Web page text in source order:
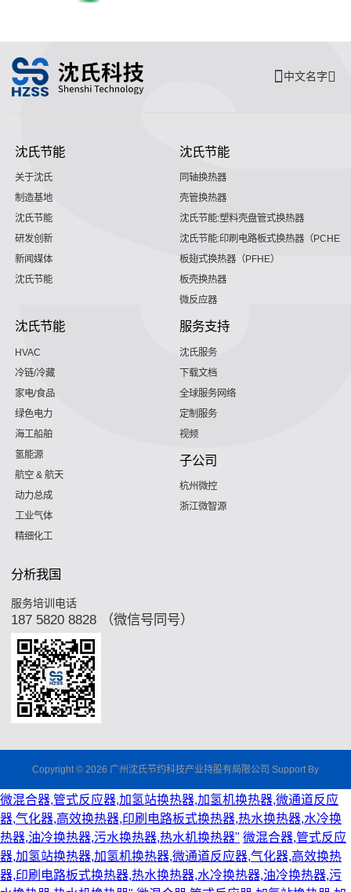
中文名字
沈氏节能
关于沈氏
制造基地
沈氏节能
研发创新
新闻媒体
沈氏节能
沈氏节能
同轴换热器
壳管换热器
沈氏节能:塑料壳盘管式换热器
沈氏节能:印刷电路板式换热器（PCHE）
板翅式换热器（PFHE）
板壳换热器
微反应器
沈氏节能
HVAC
冷链/冷藏
家电/食品
绿色电力
海工船舶
氢能源
航空 & 航天
动力总成
工业气体
精细化工
服务支持
沈氏服务
下载文档
全球服务网络
定制服务
视频
子公司
杭州微控
浙江微智源
分析我国
服务培训电话
187 5820 8828 （微信号同号）
Copyright © 2026 广州沈氏节约科技产业持股有局限公司 Support By
微混合器,管式反应器,加氢站换热器,加氢机换热器,微通道反应
器,气化器,高效换热器,印刷电路板式换热器,热水换热器,水冷换
热器,油冷换热器,污水换热器,热水机换热器" 微混合器,管式反应
器,加氢站换热器,加氢机换热器,微通道反应器,气化器,高效换热
器,印刷电路板式换热器,热水换热器,水冷换热器,油冷换热器,污